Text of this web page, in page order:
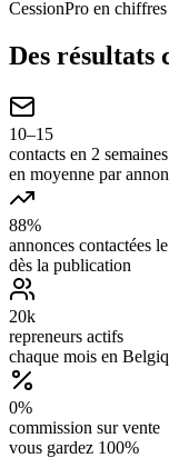
CessionPro en chiffres
Des résultats
10–15
contacts en 2 semaines
en moyenne par
88%
annonces contactées
dès la publication
20k
repreneurs actifs
chaque mois en
0%
commission sur vente
vous gardez 100%